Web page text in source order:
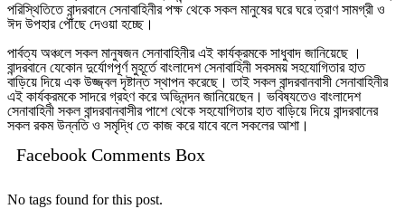
পরিস্থিতিতে বান্দরবানে সেনাবাহিনীর পক্ষ থেকে সকল মানুষের ঘরে ঘরে ত্রাণ সামগ্রী ও
ঈদ উপহার পৌঁছে দেওয়া হচ্ছে।
পার্বত্য অঞ্চলে সকল মানুষজন সেনাবাহিনীর এই কার্যক্রমকে সাধুবাদ জানিয়েছে ।
বান্দরবানে যেকোন দুর্যোগপূর্ণ মুহূর্তে বাংলাদেশ সেনাবাহিনী সবসময় সহযোগিতার হাত
বাড়িয়ে দিয়ে এক উজ্জ্বল দৃষ্টান্ত স্থাপন করেছে। তাই সকল বান্দরবানবাসী সেনাবাহিনীর
এই কার্যক্রমকে সাদরে গ্রহণ করে অভিনন্দন জানিয়েছেন। ভবিষ্যতেও বাংলাদেশ
সেনাবাহিনী সকল বান্দরবানবাসীর পাশে থেকে সহযোগিতার হাত বাড়িয়ে দিয়ে বান্দরবানের
সকল রকম উন্নতি ও সমৃদ্ধি তে কাজ করে যাবে বলে সকলের আশা।
Facebook Comments Box
No tags found for this post.